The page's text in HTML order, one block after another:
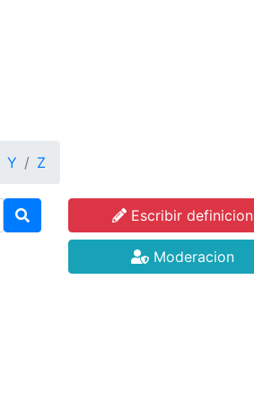
Y Z
Escribir definicion
Moderacion